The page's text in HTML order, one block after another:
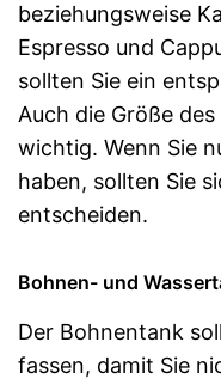
beziehungsweise
Espresso und
sollten Sie ein
Auch die Größe
wichtig. Wenn Sie
haben, sollten Sie
entscheiden.
Bohnen- und
Der Bohnentank
fassen, damit Sie